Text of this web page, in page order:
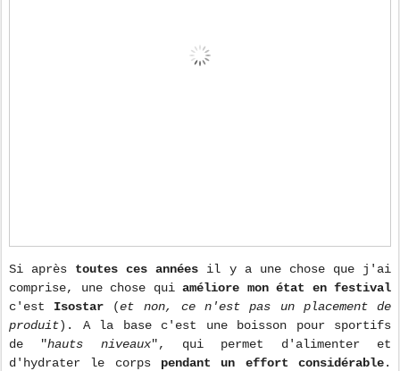
Si après toutes ces années il y a une chose que j'ai
comprise, une chose qui améliore mon état en festival
c'est Isostar (et non, ce n'est pas un placement de
produit). A la base c'est une boisson pour sportifs
de "hauts niveaux", qui permet d'alimenter et
d'hydrater le corps pendant un effort considérable.